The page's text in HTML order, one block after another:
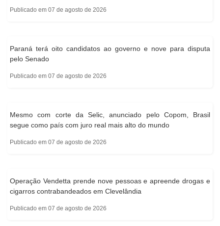
Publicado em 07 de agosto de 2026
Paraná terá oito candidatos ao governo e nove para disputa
pelo Senado
Publicado em 07 de agosto de 2026
Mesmo com corte da Selic, anunciado pelo Copom, Brasil
segue como país com juro real mais alto do mundo
Publicado em 07 de agosto de 2026
Operação Vendetta prende nove pessoas e apreende drogas e
cigarros contrabandeados em Clevelândia
Publicado em 07 de agosto de 2026